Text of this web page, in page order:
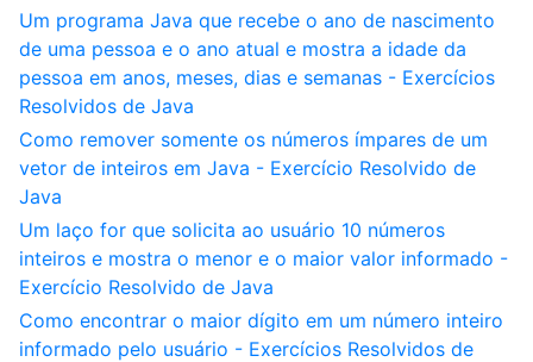
Um programa Java que recebe o ano de nascimento
de uma pessoa e o ano atual e mostra a idade da
pessoa em anos, meses, dias e semanas - Exercícios
Resolvidos de Java
Como remover somente os números ímpares de um
vetor de inteiros em Java - Exercício Resolvido de
Java
Um laço for que solicita ao usuário 10 números
inteiros e mostra o menor e o maior valor informado -
Exercício Resolvido de Java
Como encontrar o maior dígito em um número inteiro
informado pelo usuário - Exercícios Resolvidos de